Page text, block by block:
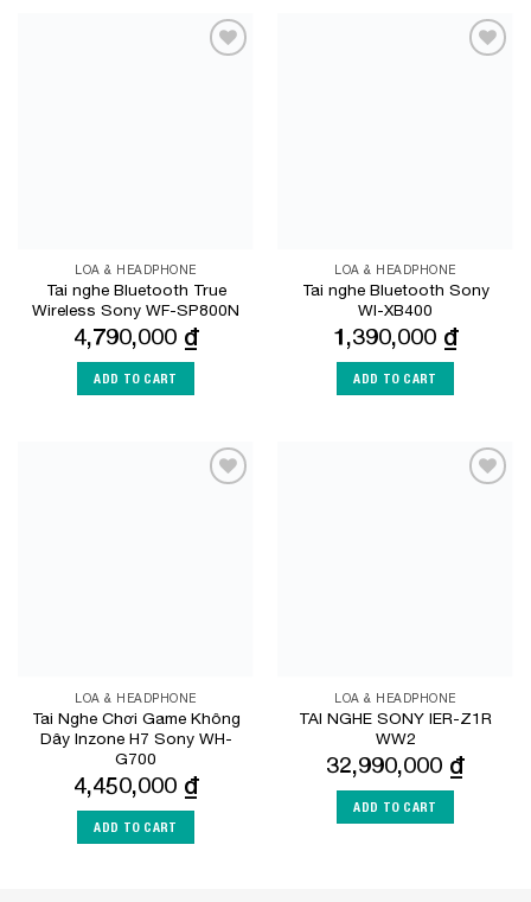
LOA & HEADPHONE
Tai nghe Bluetooth True
Wireless Sony WF-SP800N
4,790,000 ₫
ADD TO CART
LOA & HEADPHONE
Tai nghe Bluetooth Sony
WI-XB400
1,390,000 ₫
ADD TO CART
LOA & HEADPHONE
Tai Nghe Chơi Game Không
Dây Inzone H7 Sony WH-
G700
4,450,000 ₫
ADD TO CART
LOA & HEADPHONE
TAI NGHE SONY IER-Z1R
WW2
32,990,000 ₫
ADD TO CART